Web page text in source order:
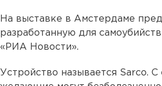
На выставке в Амстердаме
разработанную для
«РИА Новости».
Устройство называется Sarco.